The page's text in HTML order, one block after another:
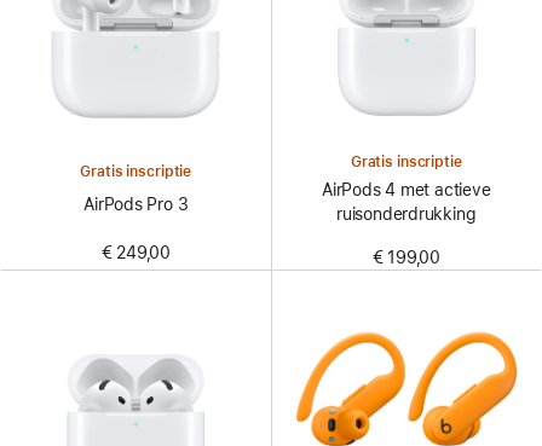
Gratis inscriptie
AirPods Pro 3
€ 249,00
Gratis inscriptie
AirPods 4 met actieve
ruisonderdrukking
€ 199,00